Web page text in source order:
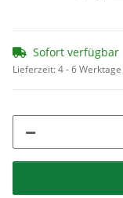
Sofort verfügbar
Lieferzeit:4 - 6 Werktage